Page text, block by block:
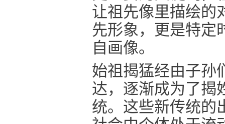
让祖先像里描绘的
先形象，更是特定
自画像。
始祖揭猛经由子孙
达，逐渐成为了揭
统。这些新传统的